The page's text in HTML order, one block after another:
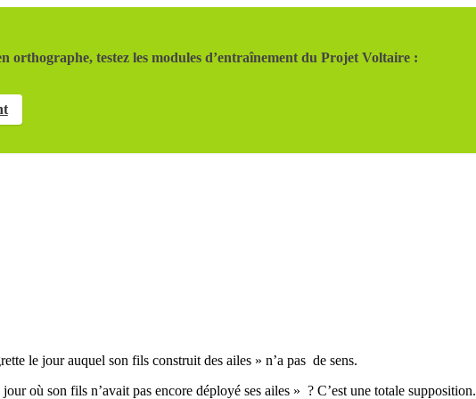
orthographe, testez les modules d’entraînement du Projet Voltaire :
le jour auquel son fils construit des ailes » n’a pas de sens.
où son fils n’avait pas encore déployé ses ailes » ? C’est une totale supposition.